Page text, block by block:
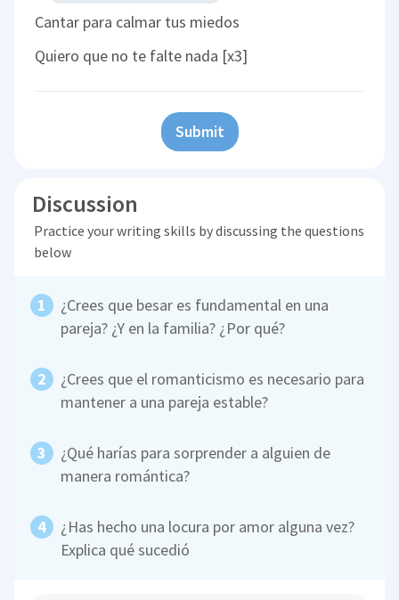
Cantar para calmar tus miedos
Quiero que no te falte nada [x3]
Submit
Discussion
Practice your writing skills by discussing the questions
below
¿Crees que besar es fundamental en una
pareja? ¿Y en la familia? ¿Por qué?
¿Crees que el romanticismo es necesario para
mantener a una pareja estable?
¿Qué harías para sorprender a alguien de
manera romántica?
¿Has hecho una locura por amor alguna vez?
Explica qué sucedió